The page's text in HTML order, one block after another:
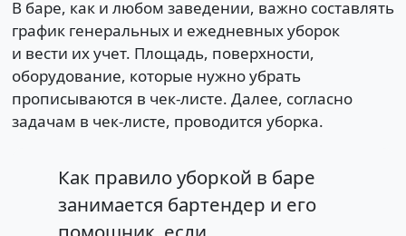
В баре, как и любом заведении, важно составлять
график генеральных и ежедневных уборок
и вести их учет. Площадь, поверхности,
оборудование, которые нужно убрать
прописываются в чек-листе. Далее, согласно
задачам в чек-листе, проводится уборка.
Как правило уборкой в баре
занимается бартендер и его